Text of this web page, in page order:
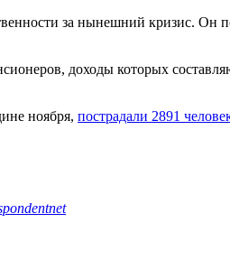
за нынешний кризис.
доходы которых
ноября, пострадали 2891